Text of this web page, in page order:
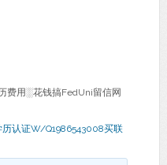
费用░花钱搞FedUni留信网
认证W/Q1986543008买联